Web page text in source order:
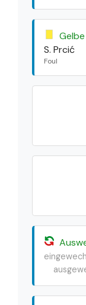
S. Prcić
Foul